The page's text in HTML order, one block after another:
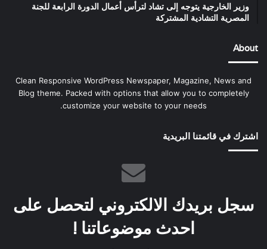
وزير الخارجية يتوجه إلى تشاد لترأس أعمال الدورة الرابعة للجنة
المصرية التشادية المشتركة
About
Clean Responsive WordPress Newspaper, Magazine, News and
Blog theme. Packed with options that allow you to completely
customize your website to your needs.
اشترك في قائمتنا البريدية
سجل بريدك الالكتروني لتحصل على
احدث موضوعاتنا !